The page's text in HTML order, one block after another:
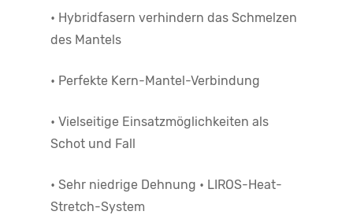
• Hybridfasern verhindern das Schmelzen
des Mantels
• Perfekte Kern-Mantel-Verbindung
• Vielseitige Einsatzmöglichkeiten als
Schot und Fall
• Sehr niedrige Dehnung • LIROS-Heat-
Stretch-System